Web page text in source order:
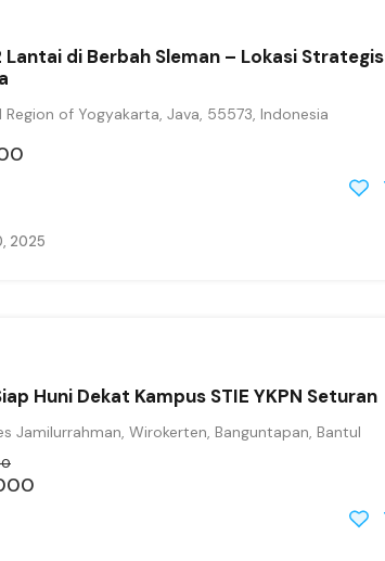
Lantai di Berbah Sleman – Lokasi Strategis
Region of Yogyakarta, Java, 55573, Indonesia
2025
Huni Dekat Kampus STIE YKPN Seturan
Jamilurrahman, Wirokerten, Banguntapan, Bantul